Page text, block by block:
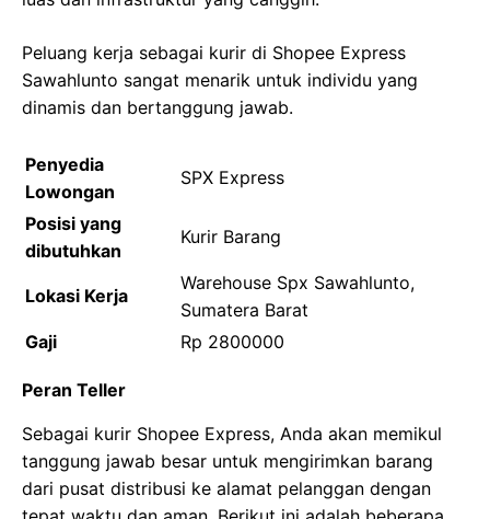
Peluang kerja sebagai kurir di Shopee Express
Sawahlunto sangat menarik untuk individu yang
dinamis dan bertanggung jawab.
Penyedia
Lowongan
SPX Express
Posisi yang
dibutuhkan
Kurir Barang
Lokasi Kerja
Warehouse Spx Sawahlunto,
Sumatera Barat
Gaji
Rp 2800000
Peran Teller
Sebagai kurir Shopee Express, Anda akan memikul
tanggung jawab besar untuk mengirimkan barang
dari pusat distribusi ke alamat pelanggan dengan